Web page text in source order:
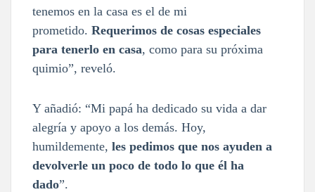
tenemos en la casa es el de mi
prometido. Requerimos de cosas especiales
para tenerlo en casa, como para su próxima
quimio”, reveló.
Y añadió: “Mi papá ha dedicado su vida a dar
alegría y apoyo a los demás. Hoy,
humildemente, les pedimos que nos ayuden a
devolverle un poco de todo lo que él ha
dado”.